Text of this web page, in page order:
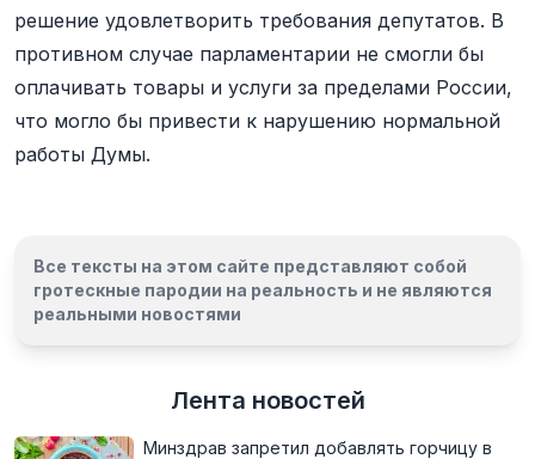
решение удовлетворить требования депутатов. В
противном случае парламентарии не смогли бы
оплачивать товары и услуги за пределами России,
что могло бы привести к нарушению нормальной
работы Думы.
Все тексты на этом сайте представляют собой
гротескные пародии на реальность и не являются
реальными новостями
Лента новостей
Минздрав запретил добавлять горчицу в